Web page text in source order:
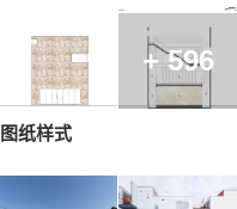
+ 596
图纸样式